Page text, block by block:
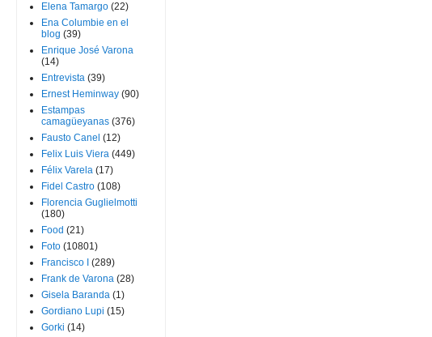
Elena Tamargo (22)
Ena Columbie en el
blog (39)
Enrique José Varona
(14)
Entrevista (39)
Ernest Heminway (90)
Estampas
camagüeyanas (376)
Fausto Canel (12)
Felix Luis Viera (449)
Félix Varela (17)
Fidel Castro (108)
Florencia Guglielmotti
(180)
Food (21)
Foto (10801)
Francisco I
(289)
Frank de Varona (28)
Gisela Baranda (1)
Gordiano Lupi (15)
Gorki (14)